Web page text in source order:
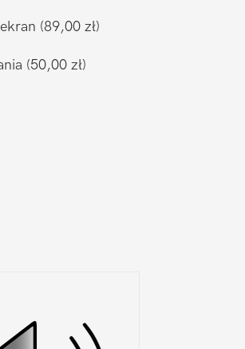
(89,00 zł)
(50,00 zł)